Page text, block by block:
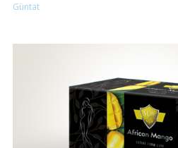
Güntat